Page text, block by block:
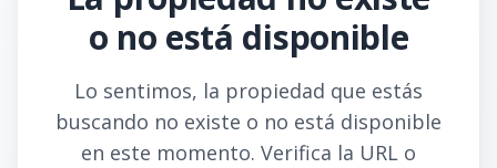
o no está disponible
Lo sentimos, la propiedad que estás
buscando no existe o no está disponible
en este momento. Verifica la URL o